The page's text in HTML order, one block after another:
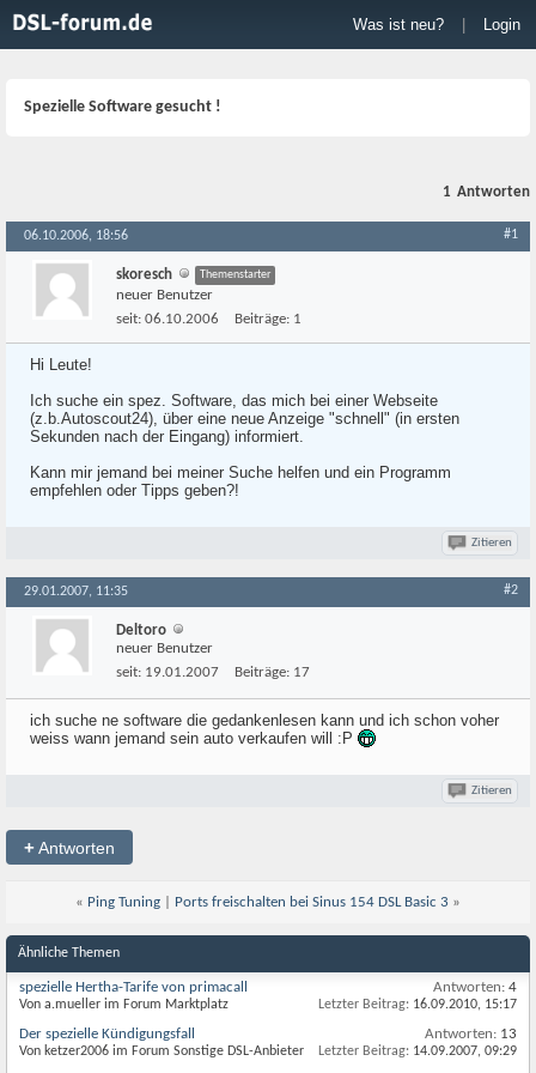
Was ist neu? Login
Spezielle Software gesucht !
1 Antworten
06.10.2006, 18:56 #1
skoresch Themenstarter
neuer Benutzer
seit: 06.10.2006 Beiträge: 1
Hi Leute!
Ich suche ein spez. Software, das mich bei einer Webseite
(z.b.Autoscout24), über eine neue Anzeige "schnell" (in ersten
Sekunden nach der Eingang) informiert.
Kann mir jemand bei meiner Suche helfen und ein Programm
empfehlen oder Tipps geben?!
Zitieren
29.01.2007, 11:35 #2
Deltoro
neuer Benutzer
seit: 19.01.2007 Beiträge: 17
ich suche ne software die gedankenlesen kann und ich schon voher
weiss wann jemand sein auto verkaufen will :P
Zitieren
+Antworten
« Ping Tuning Ports freischalten bei Sinus 154 DSL Basic 3 »
Ähnliche Themen
spezielle Hertha-Tarife von primacall
Von a.mueller im Forum Marktplatz
Antworten: 4
Letzter Beitrag: 16.09.2010, 15:17
Der spezielle Kündigungsfall
Von ketzer2006 im Forum Sonstige DSL-Anbieter
Antworten: 13
Letzter Beitrag: 14.09.2007, 09:29